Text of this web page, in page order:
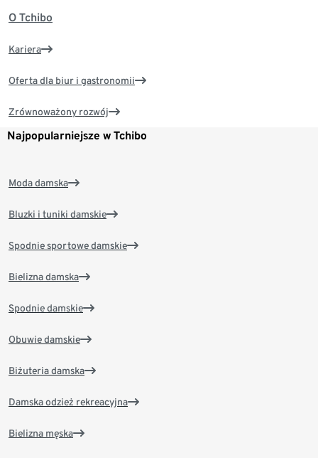
O Tchibo
Kariera
Oferta dla biur i gastronomii
Zrównoważony rozwój
Najpopularniejsze w Tchibo
Moda damska
Bluzki i tuniki damskie
Spodnie sportowe damskie
Bielizna damska
Spodnie damskie
Obuwie damskie
Biżuteria damska
Damska odzież rekreacyjna
Bielizna męska